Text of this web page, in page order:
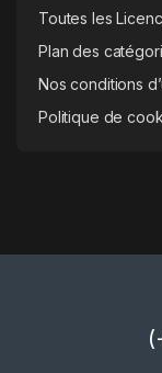
Toutes les
Plan des
Nos conditions
Politique de